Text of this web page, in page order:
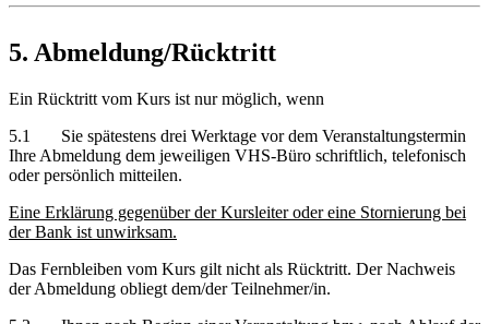
5. Abmeldung/Rücktritt
Ein Rücktritt vom Kurs ist nur möglich, wenn
5.1 Sie spätestens drei Werktage vor dem Veranstaltungstermin
Ihre Abmeldung dem jeweiligen VHS-Büro schriftlich, telefonisch
oder persönlich mitteilen.
Eine Erklärung gegenüber der Kursleiter oder eine Stornierung bei
der Bank ist unwirksam.
Das Fernbleiben vom Kurs gilt nicht als Rücktritt. Der Nachweis
der Abmeldung obliegt dem/der Teilnehmer/in.